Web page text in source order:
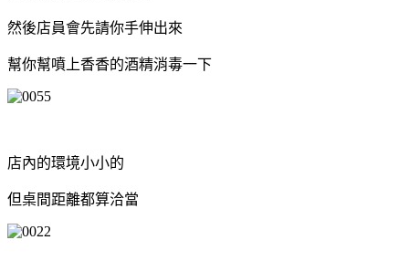
然後店員會先請你手伸出來
幫你幫噴上香香的酒精消毒一下
店內的環境小小的
但桌間距離都算洽當